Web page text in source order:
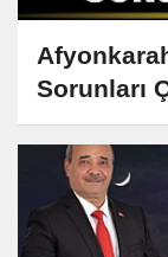
Sorunları